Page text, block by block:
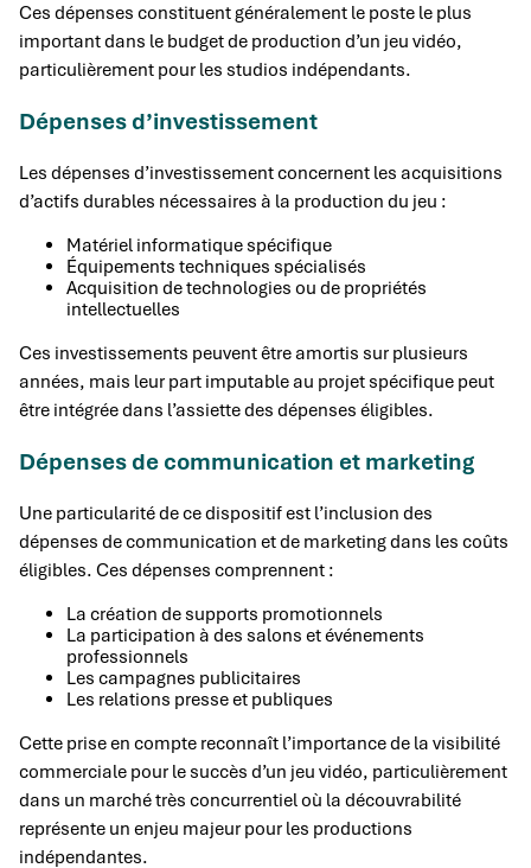
Ces dépenses constituent généralement le poste le plus
important dans le budget de production d’un jeu vidéo,
particulièrement pour les studios indépendants.
Dépenses d’investissement
Les dépenses d’investissement concernent les acquisitions
d’actifs durables nécessaires à la production du jeu :
Matériel informatique spécifique
Équipements techniques spécialisés
Acquisition de technologies ou de propriétés
intellectuelles
Ces investissements peuvent être amortis sur plusieurs
années, mais leur part imputable au projet spécifique peut
être intégrée dans l’assiette des dépenses éligibles.
Dépenses de communication et marketing
Une particularité de ce dispositif est l’inclusion des
dépenses de communication et de marketing dans les coûts
éligibles. Ces dépenses comprennent :
La création de supports promotionnels
La participation à des salons et événements
professionnels
Les campagnes publicitaires
Les relations presse et publiques
Cette prise en compte reconnaît l’importance de la visibilité
commerciale pour le succès d’un jeu vidéo, particulièrement
dans un marché très concurrentiel où la découvrabilité
représente un enjeu majeur pour les productions
indépendantes.